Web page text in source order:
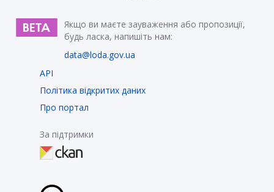
Якщо ви маєте зауваження або пропозиції,
будь ласка, напишіть нам:
data@loda.gov.ua
API
Політика відкритих даних
Про портал
За підтримки